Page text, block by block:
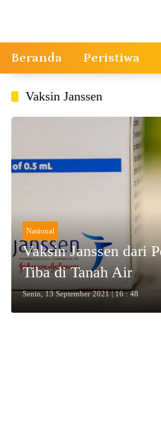
Beranda Peristiwa
Vaksin Janssen
Nasional
Vaksin Janssen dari
Tiba di Tanah Air
Senin, 13 September 2021 | 16 : 48